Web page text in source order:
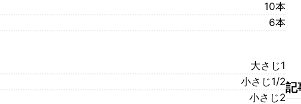
10本
6本
大さじ1
小さじ1/2
小さじ2
記